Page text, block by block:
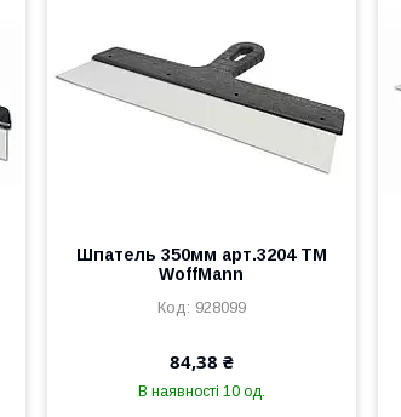
Шпатель 350мм арт.3204 ТМ
WoffMann
928099
84,38 ₴
В наявності 10 од.